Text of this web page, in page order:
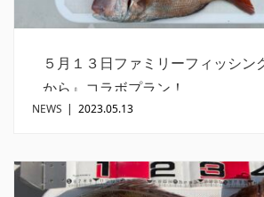
５月１３日ファミリーフィッシン
から』コラボプラン！
NEWS | 2023.05.13